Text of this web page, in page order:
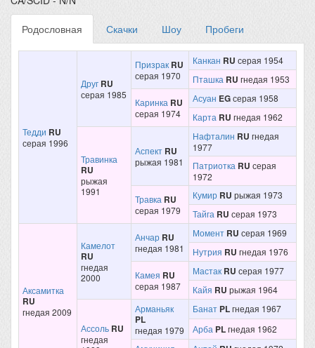
Родословная Скачки Шоу Пробеги
Тедди RU
серая 1996
Друг RU
серая 1985
Призрак RU
серая 1970
Канкан RU серая 1954
Пташка RU гнедая 1953
Каринка RU
серая 1974
Асуан EGсерая 1958
Карта RU гнедая 1962
Травинка
RU
рыжая
1991
Аспект RU
рыжая 1981
Нафталин RU гнедая
1977
Патриотка RU серая
1972
Травка RU
серая 1979
Кумир RU рыжая 1973
Тайга RU серая 1973
Аксамитка
RU
гнедая 2009
Камелот
RU
гнедая
2000
Анчар RU
гнедая 1981
Момент RU серая 1969
Нутрия RU гнедая 1976
Камея RU
серая 1987
Мастак RU серая 1977
Кайя RU рыжая 1964
Ассоль RU
гнедая
Арманьяк
PL
гнедая 1979
Банат PLгнедая 1967
Арба PLгнедая 1962